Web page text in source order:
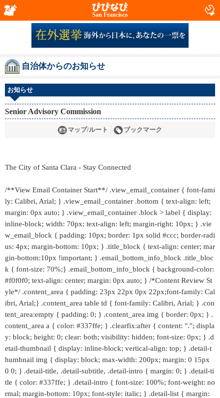
San Francisco
自治体からのお知らせ
お知らせ
Senior Advisory Commission
マップ/ルート ブックマーク
The City of Santa Clara - Stay Connected
/**View Email Container Start**/ .view_email_container { font-fami
ly: Calibri, Arial; } .view_email_container .bottom { text-align: left;
margin: 0px auto; } .view_email_container .block > label { display:
inline-block; width: 70px; text-align: left; margin-right: 10px; } .vie
w_email_block { padding: 10px; border: 1px solid #ccc; border-radi
us: 4px; margin-bottom: 10px; } .title_block { text-align: center; mar
gin-bottom:10px !important; } .email_bottom_info_block .title_bloc
k { font-size: 70%;} .email_bottom_info_block { background-color:
#f0f0f0; text-align: center; margin: 0px auto; } /*Content Review St
yle*/ .content_area { padding: 23px 22px 0px 22px;font-family: Cal
ibri, Arial;} .content_area table td { font-family: Calibri, Arial; } .con
tent_area:empty { padding: 0; } .content_area img { border: 0px; } .
content_area a { color: #337ffe; } .clearfix:after { content: "."; displa
y: block; height: 0; clear: both; visibility: hidden; font-size: 0px; } .d
etail-thumbnail { display: inline-block; vertical-align: top; } .detail-t
humbnail img { display: block; max-width: 200px; margin: 0 15px
0 0; } .detail-title, .detail-subtitle, .detail-intro { margin: 0; } .detail-ti
tle { color: #337ffe; } .detail-intro { font-size: 100%; font-weight: no
rmal; margin-bottom: 10px; font-style: italic; } .detail-list { margin: